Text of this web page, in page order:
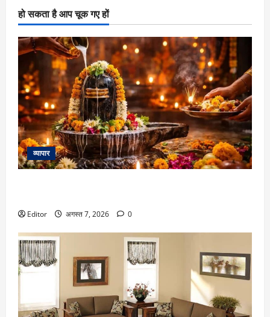
हो सकता है आप चूक गए हों
व्यापार
Editor अगस्त 7, 2026 0